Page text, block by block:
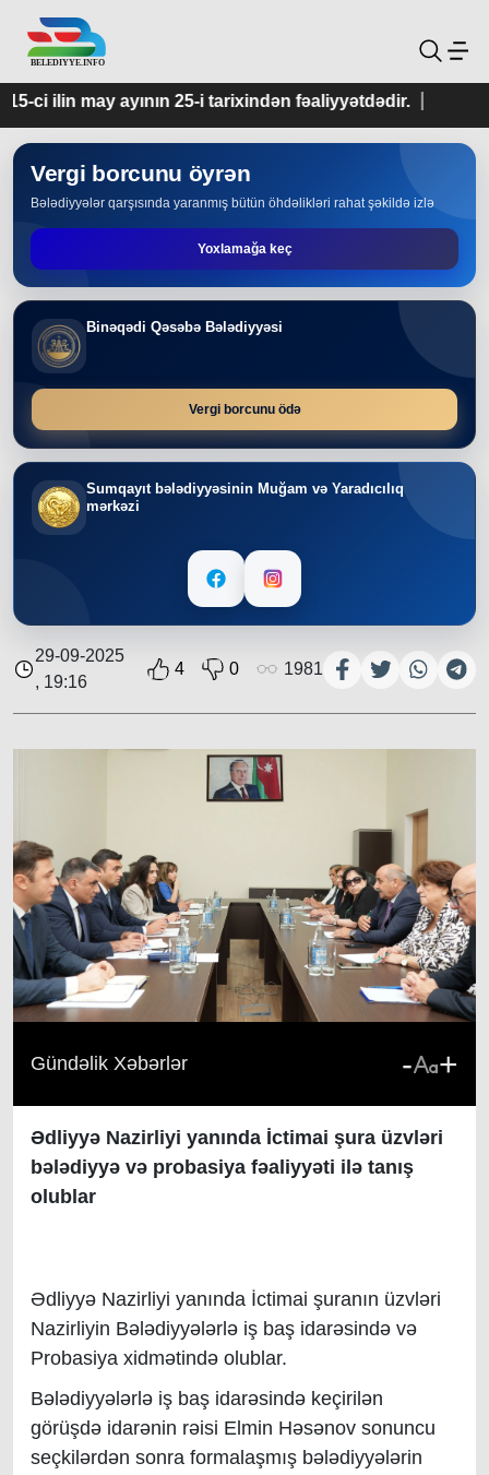
25-i tarixindən fəaliyyətdədir.
Vergi borcunu öyrən
Bələdiyyələr qarşısında yaranmış bütün öhdəlikləri rahat şəkildə izlə
Yoxlamağa keç
Binəqədi Qəsəbə Bələdiyyəsi
Vergi borcunu ödə
Sumqayıt bələdiyyəsinin Muğam və Yaradıcılıq
mərkəzi
29-09-2025
, 19:16
4 0 1981
Gündəlik Xəbərlər - +
Ədliyyə Nazirliyi yanında İctimai şura üzvləri
bələdiyyə və probasiya fəaliyyəti ilə tanış
olublar
Ədliyyə Nazirliyi yanında İctimai şuranın üzvləri
Nazirliyin Bələdiyyələrlə iş baş idarəsində və
Probasiya xidmətində olublar.
Bələdiyyələrlə iş baş idarəsində keçirilən
görüşdə idarənin rəisi Elmin Həsənov sonuncu
seçkilərdən sonra formalaşmış bələdiyyələrin